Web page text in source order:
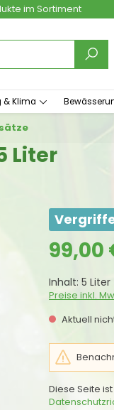
im Sortiment
& Klima
Liter
Regulärer
99,00
Inhalt: 5 Liter
Preise inkl.
Aktuell
Diese Seite